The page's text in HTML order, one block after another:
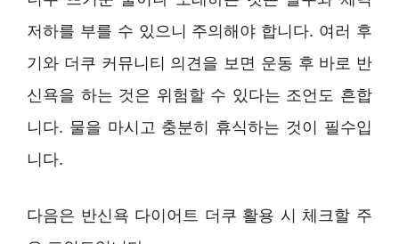
저하를 부를 수 있으니 주의해야 합니다. 여러 후
기와 더쿠 커뮤니티 의견을 보면 운동 후 바로 반
신욕을 하는 것은 위험할 수 있다는 조언도 흔합
니다. 물을 마시고 충분히 휴식하는 것이 필수입
니다.
다음은 반신욕 다이어트 더쿠 활용 시 체크할 주